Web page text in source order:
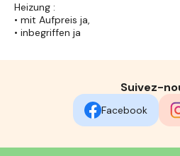
Heizung :
• mit Aufpreis ja,
• inbegriffen ja
Suivez-
Facebook